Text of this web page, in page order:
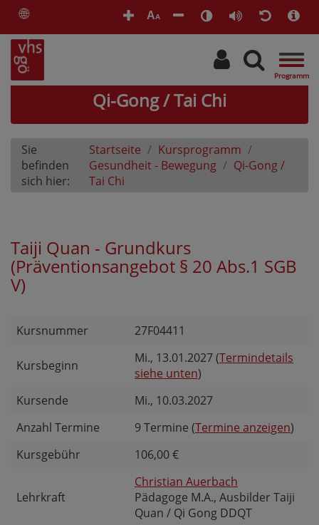
🌐 AA
Qi-Gong / Tai Chi
Sie
befinden
sich hier:
Startseite
Kursprogramm
Gesundheit - Bewegung
Qi-Gong /
Tai Chi
Taiji Quan - Grundkurs
(Präventionsangebot § 20 Abs.1 SGB
V)
Kursnummer 27F04411
Kursbeginn Mi., 13.01.2027 (Termindetails
siehe unten)
Kursende
Mi., 10.03.2027
Anzahl Termine
9 Termine (Termine anzeigen)
Kursgebühr
106,00 €
Lehrkraft
Christian Auerbach
Pädagoge M.A., Ausbilder Taiji
Quan / Qi Gong DDQT